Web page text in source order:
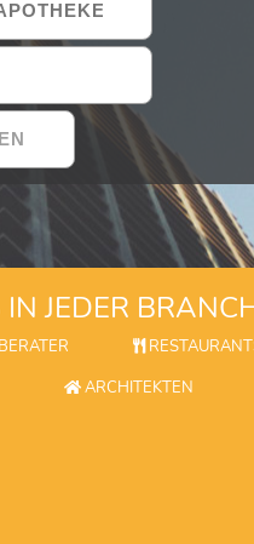
JEDER
ARCHITEKTEN